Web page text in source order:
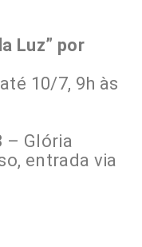
Luz” por
10/7, 9h às
– Glória
entrada via